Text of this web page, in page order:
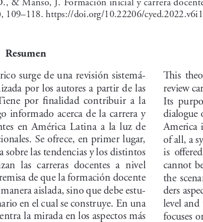
109–118. https://doi.org/10.22206/
Resumen
surge de una revisión sistemá-
por los autores a partir de las
por  finalidad  contribuir  a  la
informado acerca de la carrera y
en  América  Latina  a  la  luz  de
Se ofrece, en primer lugar,
sobre las tendencias y los distintos
las  carreras  docentes  a  nivel
de que la formación docente
aislada, sino que debe estu-
en el cual se construye. En una
la mirada en los aspectos más
This
review
Its
dialogue
America
of all, a
is
cannot
the
ders
level
focuses